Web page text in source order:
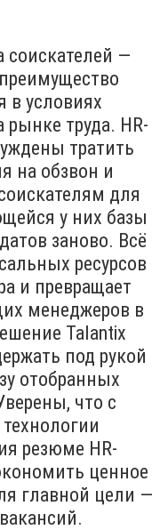
соискателей —
в условиях
рынке труда. HR-
тратить
на обзвон и
для
у них базы
заново. Всё
ресурсов
и превращает
менеджеров в
Talantix
под рукой
отобранных
что с
резюме HR-
ценное
главной цели —